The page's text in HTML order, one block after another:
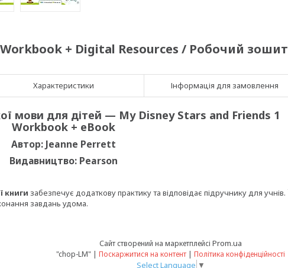
+ Digital Resources / Робочий зошит
Характеристики Інформація для замовлення
мови для дітей — My Disney Stars and Friends 1
Workbook + eBook
Автор: Jeanne Perrett
Видавництво: Pearson
книги забезпечує додаткову практику та відповідає підручнику для учнів.
завдань удома.
Сайт створений на маркетплейсі Prom.ua
"chop-LM" | Поскаржитися на контент | Політика конфіденційності
Select Language ▼